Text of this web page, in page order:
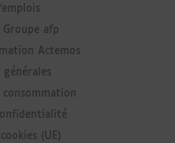
afp
Actemos
(UE)